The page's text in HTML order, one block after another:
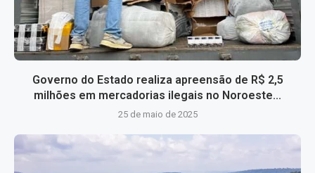
Governo do Estado realiza apreensão de R$ 2,5
milhões em mercadorias ilegais no Noroeste...
25 de maio de 2025